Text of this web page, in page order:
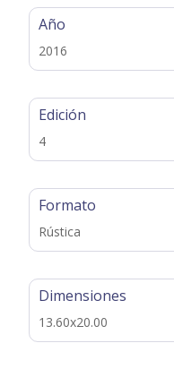
Año
2016
Edición
4
Formato
Rústica
Dimensiones
13.60x20.00